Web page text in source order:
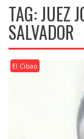
TAG:JUEZ
SALVADOR
El Cibao